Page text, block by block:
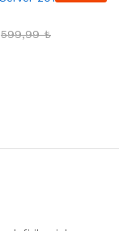
599,99₺